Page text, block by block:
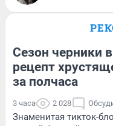
Сезон черники
рецепт
за полчаса
3 часа 2 028
Знаменитая тикток-